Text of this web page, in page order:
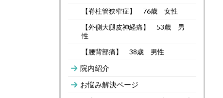
【脊柱管狭窄症】 76歳 女性
【外側大腿皮神経痛】 53歳 男
性
【腰背部痛】 38歳 男性
院内紹介
お悩み解決ページ